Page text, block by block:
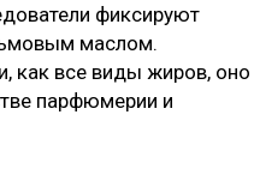
фиксируют
маслом.
как все виды жиров, оно
парфюмерии и